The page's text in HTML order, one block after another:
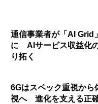
通信事業者が「AI Grid
に AIサービス収益化
り拓く
6Gはスペック重視から
視へ 進化を支える正